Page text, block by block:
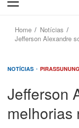
Primary
Home
Notícias
Jefferson Alexandre
NOTÍCIAS
Jefferson
melhorias